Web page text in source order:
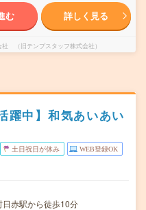
む 詳しく見る
（旧テンプスタッフ株式会社）
躍中】和気あいあい
土日祝日が休み WEB登録OK
赤駅から徒歩10分